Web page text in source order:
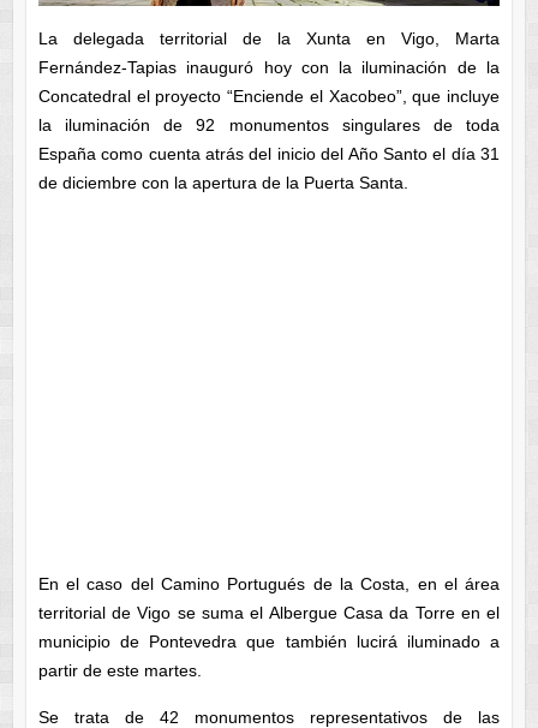
La delegada territorial de la Xunta en Vigo, Marta
Fernández-Tapias inauguró hoy con la iluminación de la
Concatedral el proyecto “Enciende el Xacobeo”, que incluye
la iluminación de 92 monumentos singulares de toda
España como cuenta atrás del inicio del Año Santo el día 31
de diciembre con la apertura de la Puerta Santa.
En el caso del Camino Portugués de la Costa, en el área
territorial de Vigo se suma el Albergue Casa da Torre en el
municipio de Pontevedra que también lucirá iluminado a
partir de este martes.
Se trata de 42 monumentos representativos de las